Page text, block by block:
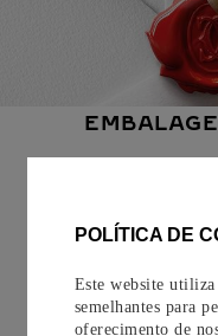
POLÍTICA DE
Este website
semelhantes para
oferecimento de
opção de